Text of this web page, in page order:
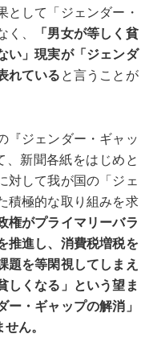
として「ジェンダー・
く、
「男女が等しく貧
い」現実が「ジェンダ
れている と言うことが
『ジェンダー・ギャッ
、新聞各紙をはじめと
対して我が国の「ジェ
積極的な取り組みを求
権がプライマリーバラ
推進し、消費税増税を
題を等閑視してしまえ
しくなる」という望ま
ー・ギャップの解消」
ん。